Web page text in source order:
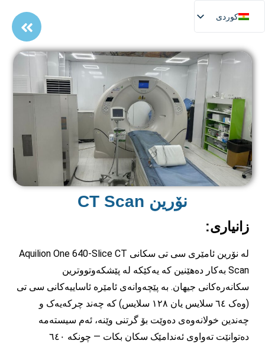
نۆرین CT Scan
کوردی
زانیاری:
لە نۆرین ئامێری سی تی سکانی Aquilion One 640-Slice CT
Scan بەکار دەهێنین کە یەکێکە لە پێشکەوتووترین
سکانەرەکانی جیهان. بە پێچەوانەی ئامێرە ئاساییەکانی سی تی
(وەک ٦٤ سلایس یان ١٢٨ سلایس) کە چەند چرکەیەک و
چەندین خولانەوەی دەوێت بۆ گرتنی وێنە، ئەم سیستەمە
دەتوانێت تەواوی ئەندامێک سکان بکات — چونکە ٦٤٠